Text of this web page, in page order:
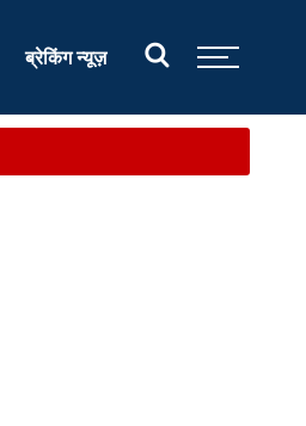
ब्रेकिंग न्यूज़